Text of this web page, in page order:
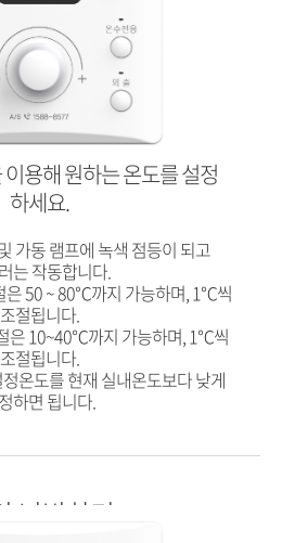
용해 원하는 온도를 설정
하세요.
가동 램프에 녹색 점등이 되고
는 작동합니다.
50 ~ 80℃까지 가능하며, 1℃씩
조절됩니다.
은 10~40℃까지 가능하며, 1℃씩
조절됩니다.
온도를 현재 실내온도보다 낮게
하면 됩니다.
난방하기